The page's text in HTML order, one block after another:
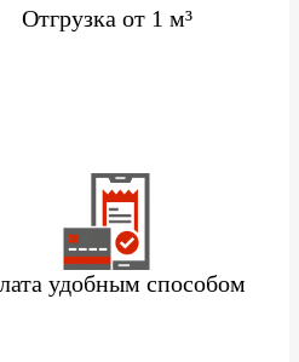
Отгрузка от 1 м³
удобным способом